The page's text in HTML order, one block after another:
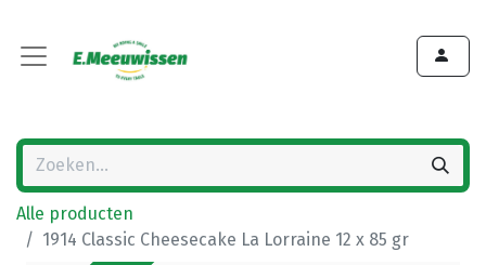
Alle producten
1914 Classic Cheesecake La Lorraine 12 x 85 gr